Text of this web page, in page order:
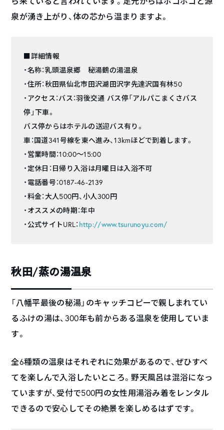
泉が湧き上がり、体の芯から温まりますよ。
■詳細情報
・名称：乳頭温泉郷 秘湯鶴の湯温泉
・住所：秋田県仙北市田沢湖田沢字先達沢国有林50
・アクセス：バス：羽後交通 バス停「アルパこまくさバス
停」下車。
バス停からはホテルの送迎バス有り。
車：国道341号線を東へ進み、13kmほどで到着します。
・営業時間：10:00～15:00
・定休日：日帰り入浴は月曜日は入浴不可
・電話番号：0187-46-2139
・料金：大人500円、小人300円
・オススメの時期：年中
・公式サイトURL： http://www.tsurunoyu.com/
秋田/蒸の湯温泉
「八幡平最後の秘湯」のキャッチコピーで親しまれてい
るふけの湯は、300年も前からある温泉を使用していま
す。
全6種類の温泉はそれぞれに効果があるので、ぜひすべ
てを楽しんで入浴したいところ。野天風呂は混浴になっ
ていますが、受付で500円の女性用湯浴み着をレンタル
できるので安心してその絶景を楽しめるはずです。